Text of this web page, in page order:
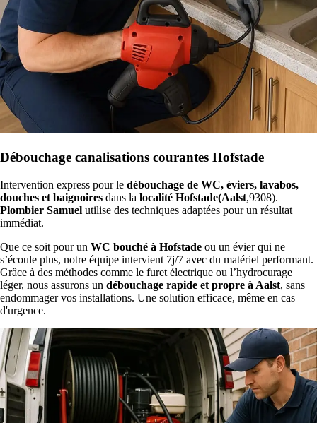
Débouchage canalisations courantes Hofstade
Intervention express pour le débouchage de WC, éviers, lavabos,
douches et baignoires dans la localité Hofstade(Aalst,9308).
Plombier Samuel utilise des techniques adaptées pour un résultat
immédiat.
Que ce soit pour un WC bouché à Hofstade ou un évier qui ne
s’écoule plus, notre équipe intervient 7j/7 avec du matériel performant.
Grâce à des méthodes comme le furet électrique ou l’hydrocurage
léger, nous assurons un débouchage rapide et propre à Aalst, sans
endommager vos installations. Une solution efficace, même en cas
d'urgence.